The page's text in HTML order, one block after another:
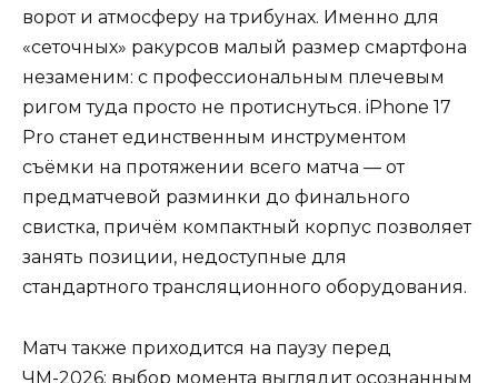
ворот и атмосферу на трибунах. Именно для
«сеточных» ракурсов малый размер смартфона
незаменим: с профессиональным плечевым
ригом туда просто не протиснуться. iPhone 17
Pro станет единственным инструментом
съёмки на протяжении всего матча — от
предматчевой разминки до финального
свистка, причём компактный корпус позволяет
занять позиции, недоступные для
стандартного трансляционного оборудования.
Матч также приходится на паузу перед
ЧМ-2026: выбор момента выглядит осознанным